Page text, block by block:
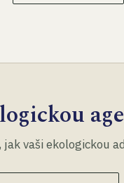
vaši ekologickou